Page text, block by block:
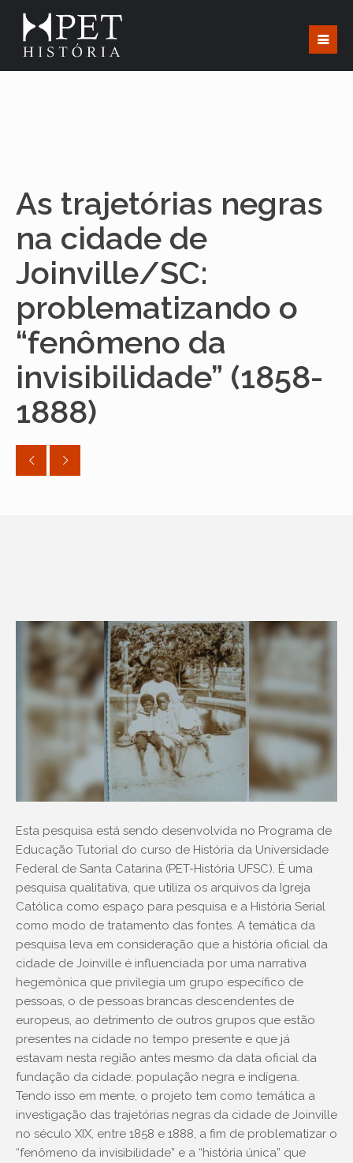
As trajetórias negras
na cidade de
Joinville/SC:
problematizando o
“fenômeno da
invisibilidade” (1858-
1888)
Esta pesquisa está sendo desenvolvida no Programa de
Educação Tutorial do curso de História da Universidade
Federal de Santa Catarina (PET-História UFSC). É uma
pesquisa qualitativa, que utiliza os arquivos da Igreja
Católica como espaço para pesquisa e a História Serial
como modo de tratamento das fontes. A temática da
pesquisa leva em consideração que a história oficial da
cidade de Joinville é influenciada por uma narrativa
hegemônica que privilegia um grupo específico de
pessoas, o de pessoas brancas descendentes de
europeus, ao detrimento de outros grupos que estão
presentes na cidade no tempo presente e que já
estavam nesta região antes mesmo da data oficial da
fundação da cidade: população negra e indígena.
Tendo isso em mente, o projeto tem como temática a
investigação das trajetórias negras da cidade de Joinville
no século XIX, entre 1858 e 1888, a fim de problematizar o
“fenômeno da invisibilidade” e a “história única” que